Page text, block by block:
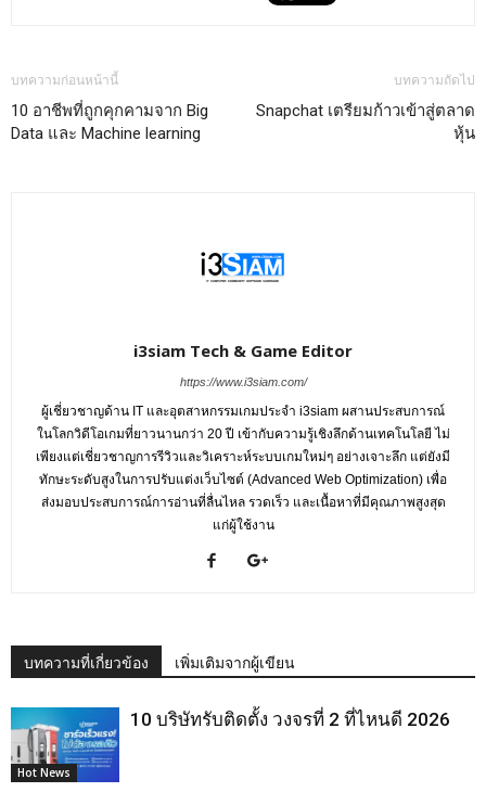
บทความก่อนหน้านี้
10 อาชีพที่ถูกคุกคามจาก Big
Data และ Machine learning
บทความถัดไป
Snapchat เตรียมก้าวเข้าสู่ตลาด
หุ้น
i3siam Tech & Game Editor
https://www.i3siam.com/
ผู้เชี่ยวชาญด้าน IT และอุตสาหกรรมเกมประจำ i3siam ผสานประสบการณ์
ในโลกวิดีโอเกมที่ยาวนานกว่า 20 ปี เข้ากับความรู้เชิงลึกด้านเทคโนโลยี ไม่
เพียงแต่เชี่ยวชาญการรีวิวและวิเคราะห์ระบบเกมใหม่ๆ อย่างเจาะลึก แต่ยังมี
ทักษะระดับสูงในการปรับแต่งเว็บไซต์ (Advanced Web Optimization) เพื่อ
ส่งมอบประสบการณ์การอ่านที่ลื่นไหล รวดเร็ว และเนื้อหาที่มีคุณภาพสูงสุด
แก่ผู้ใช้งาน
บทความที่เกี่ยวข้อง เพิ่มเติมจากผู้เขียน
Hot News
10 บริษัทรับติดตั้ง วงจรที่ 2 ที่ไหนดี 2026